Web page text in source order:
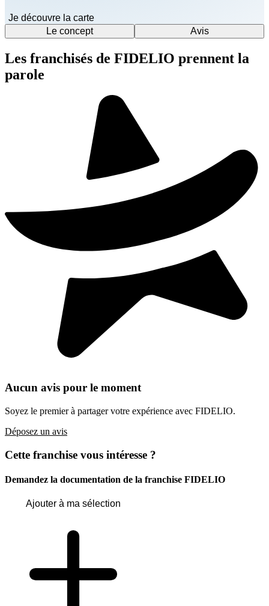
Je découvre la carte
Le concept
Avis
Les franchisés de FIDELIO prennent la
parole
Aucun avis pour le moment
Soyez le premier à partager votre expérience avec FIDELIO.
Déposez un avis
Cette franchise vous intéresse ?
Demandez la documentation de la franchise FIDELIO
Ajouter à ma sélection